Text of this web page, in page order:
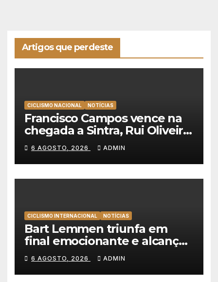
Artigos que perdeste
CICLISMO NACIONAL NOTÍCIAS
Francisco Campos vence na
chegada a Sintra, Rui Oliveira
veste de amarelo na Volta a
Portugal
6 AGOSTO, 2026 ADMIN
CICLISMO INTERNACIONAL NOTÍCIAS
Bart Lemmen triunfa em
final emocionante e alcança
a primeira vitória da carreira
na Volta à Polónia
6 AGOSTO, 2026 ADMIN